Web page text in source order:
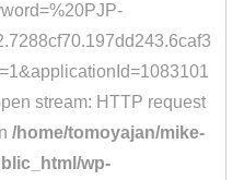
stream: HTTP request
/home/tomoyajan/mike-
wp-